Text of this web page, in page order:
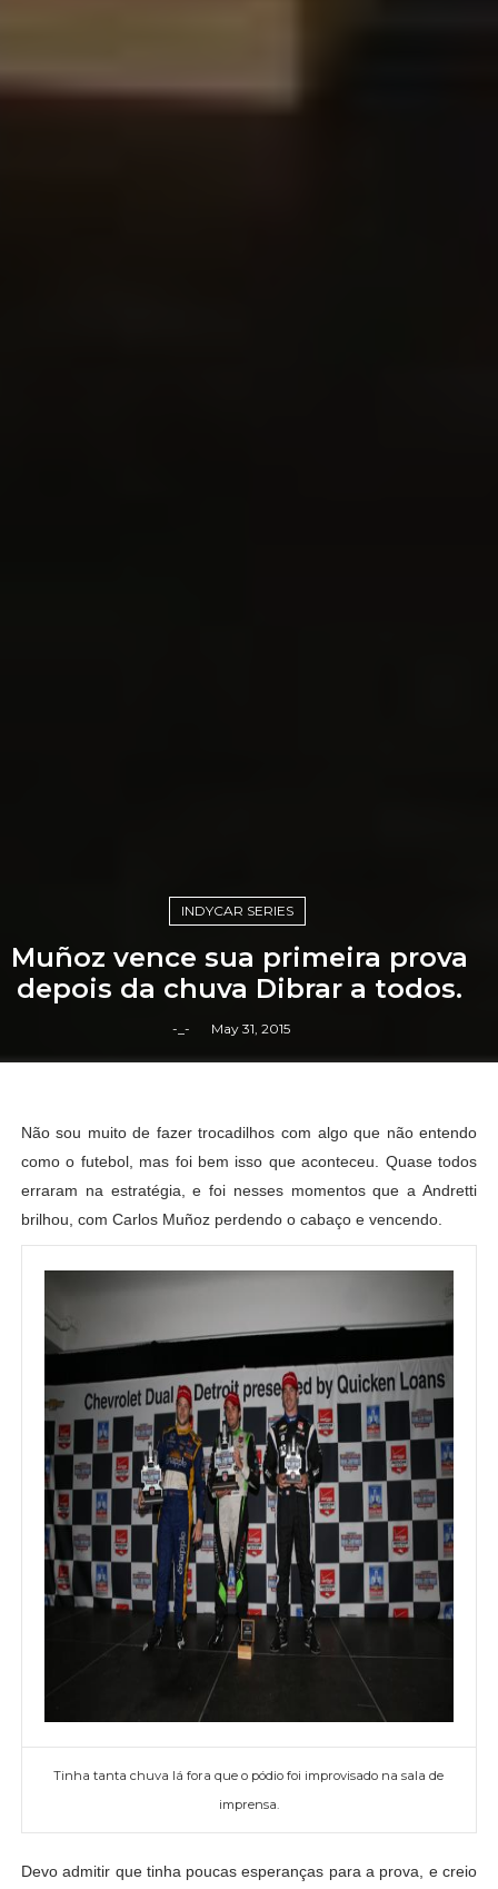
INDYCAR SERIES
Muñoz vence sua primeira prova
depois da chuva Dibrar a todos.
-_- May 31, 2015
Não sou muito de fazer trocadilhos com algo que não entendo
como o futebol, mas foi bem isso que aconteceu. Quase todos
erraram na estratégia, e foi nesses momentos que a Andretti
brilhou, com Carlos Muñoz perdendo o cabaço e vencendo.
Tinha tanta chuva lá fora que o pódio foi improvisado na sala de
imprensa.
Devo admitir que tinha poucas esperanças para a prova, e creio